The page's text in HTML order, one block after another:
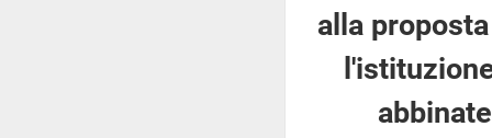
alla